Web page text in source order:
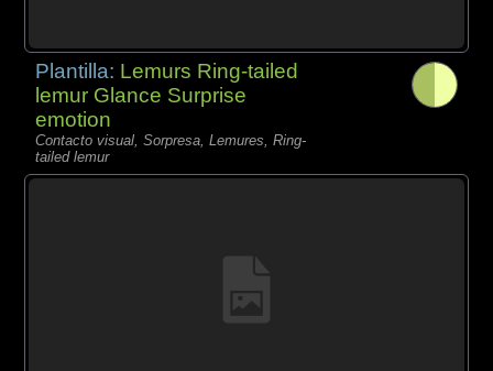
Plantilla: Lemurs Ring-tailed
lemur Glance Surprise
emotion
Contacto visual, Sorpresa, Lemures, Ring-
tailed lemur